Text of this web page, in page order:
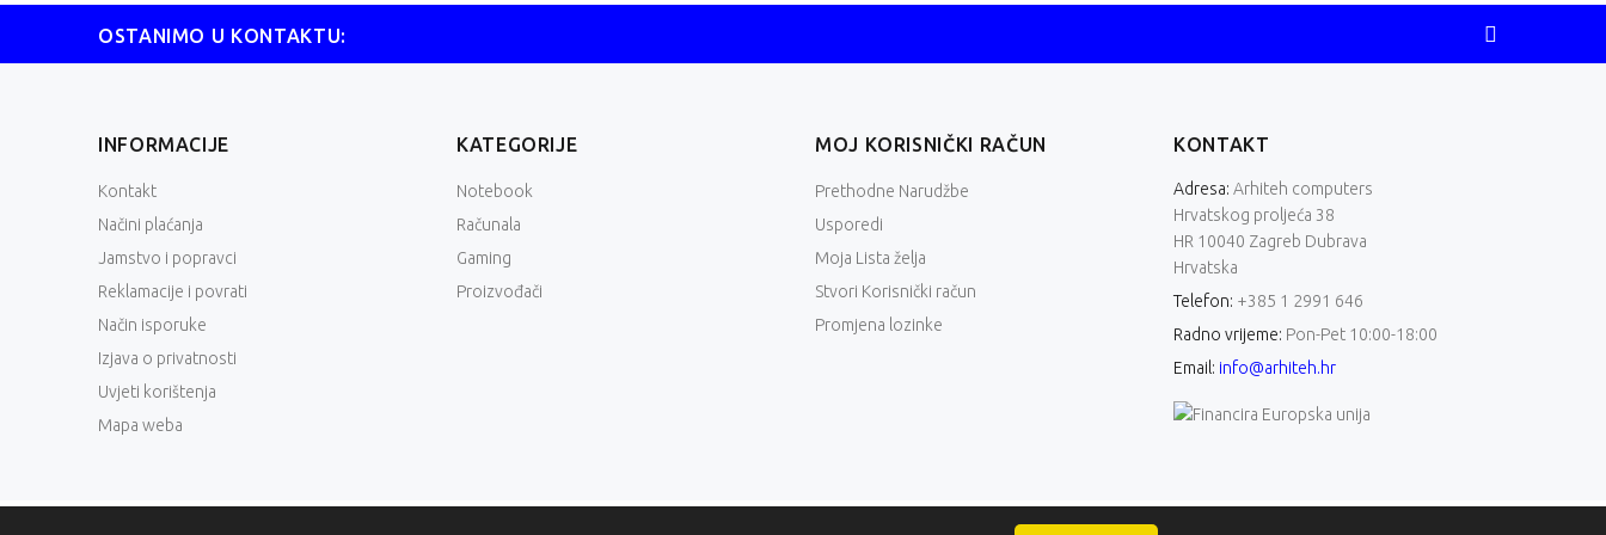
OSTANIMO U KONTAKTU:
INFORMACIJE
Kontakt
Načini plaćanja
Jamstvo i popravci
Reklamacije i povrati
Način isporuke
Izjava o privatnosti
Uvjeti korištenja
Mapa weba
KATEGORIJE
Notebook
Računala
Gaming
Proizvođači
MOJ KORISNIČKI RAČUN
Prethodne Narudžbe
Usporedi
Moja Lista želja
Stvori Korisnički račun
Promjena lozinke
KONTAKT
Adresa: Arhiteh computers
Hrvatskog proljeća 38
HR 10040 Zagreb Dubrava
Hrvatska
Telefon: +385 1 2991 646
Radno vrijeme: Pon-Pet 10:00-18:00
Email: info@arhiteh.hr